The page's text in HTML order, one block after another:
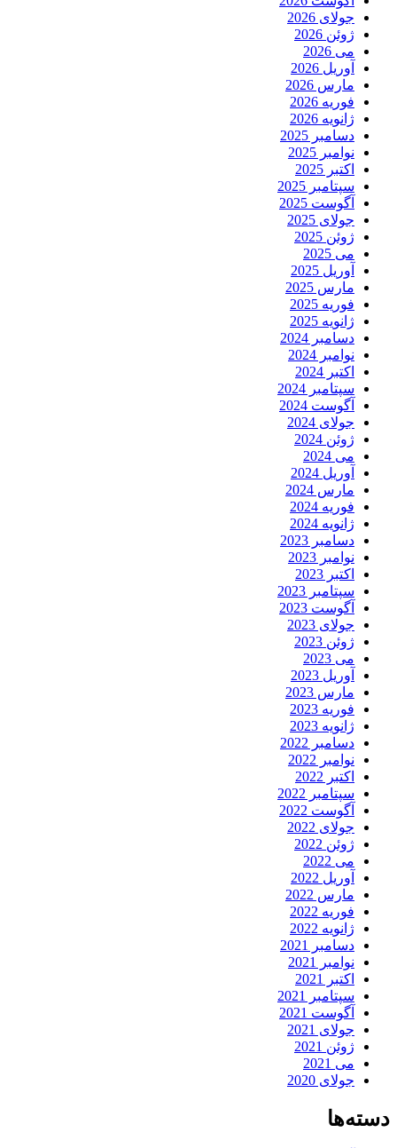
جولای 2026
ژوئن 2026
می 2026
آوریل 2026
مارس 2026
فوریه 2026
ژانویه 2026
دسامبر 2025
نوامبر 2025
اکتبر 2025
سپتامبر 2025
آگوست 2025
جولای 2025
ژوئن 2025
می 2025
آوریل 2025
مارس 2025
فوریه 2025
ژانویه 2025
دسامبر 2024
نوامبر 2024
اکتبر 2024
سپتامبر 2024
آگوست 2024
جولای 2024
ژوئن 2024
می 2024
آوریل 2024
مارس 2024
فوریه 2024
ژانویه 2024
دسامبر 2023
نوامبر 2023
اکتبر 2023
سپتامبر 2023
آگوست 2023
جولای 2023
ژوئن 2023
می 2023
آوریل 2023
مارس 2023
فوریه 2023
ژانویه 2023
دسامبر 2022
نوامبر 2022
اکتبر 2022
سپتامبر 2022
آگوست 2022
جولای 2022
ژوئن 2022
می 2022
آوریل 2022
مارس 2022
فوریه 2022
ژانویه 2022
دسامبر 2021
نوامبر 2021
اکتبر 2021
سپتامبر 2021
آگوست 2021
جولای 2021
ژوئن 2021
می 2021
جولای 2020
دسته‌ها